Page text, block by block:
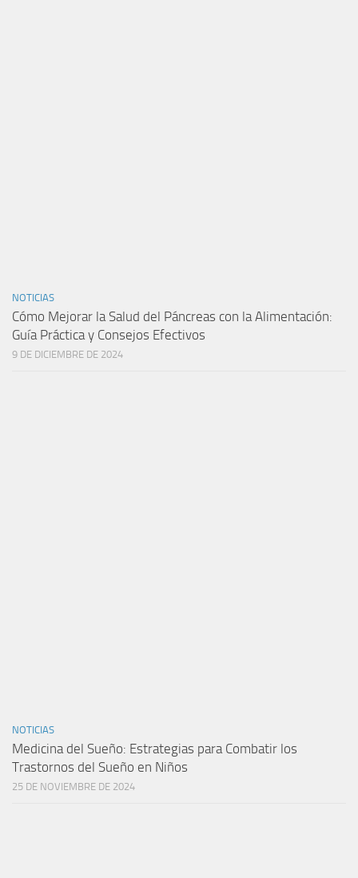
NOTICIAS
Cómo Mejorar la Salud del Páncreas con la Alimentación:
Guía Práctica y Consejos Efectivos
9 DE DICIEMBRE DE 2024
NOTICIAS
Medicina del Sueño: Estrategias para Combatir los
Trastornos del Sueño en Niños
25 DE NOVIEMBRE DE 2024